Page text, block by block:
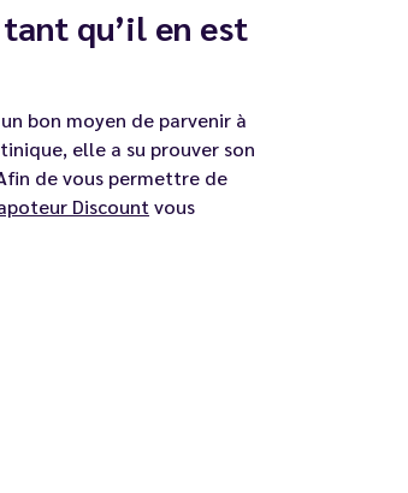
qu’il en est
bon moyen de parvenir à
elle a su prouver son
de vous permettre de
Discountvous